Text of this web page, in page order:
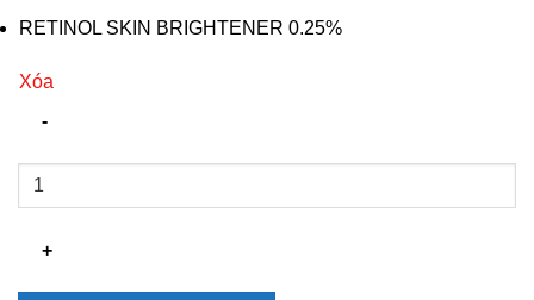
RETINOL SKIN BRIGHTENER 0.25%
Xóa
Kem